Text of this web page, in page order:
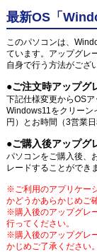
最新OS「
このパソコンは、
ています。アップグレ
自身で行う方法がござ
●ご注文時アップグ
下記仕様変更からOS
Windows11をクリーン
円）とお時間（3営業
●ご購入後アップグ
パソコンをご購入後、
レードすることができ
※ご利用のアプリケー
かどうかあらかじめご
※購入後のアップグレ
行ってください。
※購入後のアップグレ
かじめご了承ください。